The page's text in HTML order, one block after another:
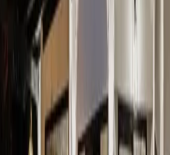
gecelik en düşük fiyat
başlayan fiyatlarla
Resmi Belge
Kültür ve Turizm Bakanlığı
Belge No:
07-10374
Giriş - Çıkış Tarihi Tarih aralığı seçin
Yetişkin Çocuk